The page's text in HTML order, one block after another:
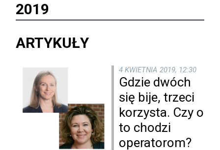
2019
ARTYKUŁY
4 KWIETNIA 2019, 12:30
Gdzie dwóch
się bije, trzeci
korzysta. Czy o
to chodzi
operatorom?